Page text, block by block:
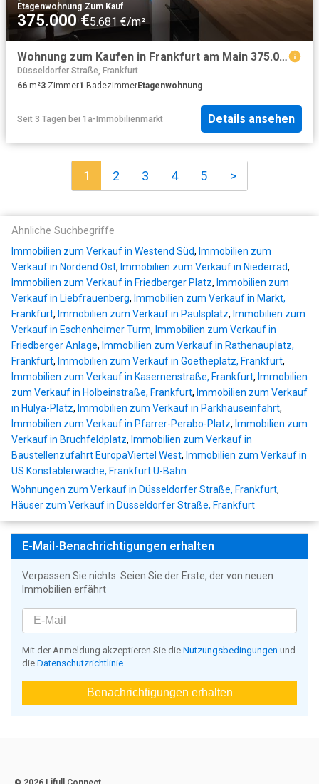
Etagenwohnung·Zum Kauf
375.000 €5.681 €/m²
Wohnung zum Kaufen in Frankfurt am Main 375.000,00 EUR 66.23 m²
Düsseldorfer Straße, Frankfurt
66 m²3 Zimmer1 BadezimmerEtagenwohnung
Seit 3 Tagen bei 1a-Immobilienmarkt Details ansehen
1 2 3 4 5 >
Ähnliche Suchbegriffe
Immobilien zum Verkauf in Westend Süd, Immobilien zum
Verkauf in Nordend Ost, Immobilien zum Verkauf in Niederrad,
Immobilien zum Verkauf in Friedberger Platz, Immobilien zum
Verkauf in Liebfrauenberg, Immobilien zum Verkauf in Markt,
Frankfurt, Immobilien zum Verkauf in Paulsplatz, Immobilien zum
Verkauf in Eschenheimer Turm, Immobilien zum Verkauf in
Friedberger Anlage, Immobilien zum Verkauf in Rathenauplatz,
Frankfurt, Immobilien zum Verkauf in Goetheplatz, Frankfurt,
Immobilien zum Verkauf in Kasernenstraße, Frankfurt, Immobilien
zum Verkauf in Holbeinstraße, Frankfurt, Immobilien zum Verkauf
in Hülya-Platz, Immobilien zum Verkauf in Parkhauseinfahrt,
Immobilien zum Verkauf in Pfarrer-Perabo-Platz, Immobilien zum
Verkauf in Bruchfeldplatz, Immobilien zum Verkauf in
Baustellenzufahrt EuropaViertel West, Immobilien zum Verkauf in
US Konstablerwache, Frankfurt U-Bahn
Wohnungen zum Verkauf in Düsseldorfer Straße, Frankfurt,
Häuser zum Verkauf in Düsseldorfer Straße, Frankfurt
E-Mail-Benachrichtigungen erhalten
Verpassen Sie nichts: Seien Sie der Erste, der von neuen
Immobilien erfährt
Mit der Anmeldung akzeptieren Sie die Nutzungsbedingungen und
die Datenschutzrichtlinie
Benachrichtigungen erhalten